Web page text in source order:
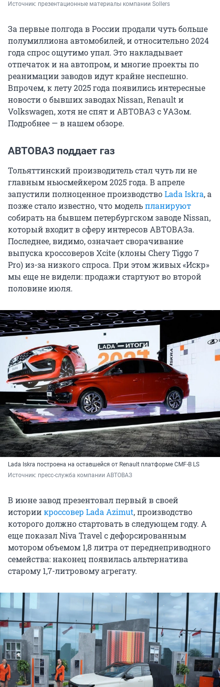
Источник: презентационные материалы компании Sollers
За первые полгода в России продали чуть больше
полумиллиона автомобилей, и относительно 2024
года спрос ощутимо упал. Это накладывает
отпечаток и на автопром, и многие проекты по
реанимации заводов идут крайне неспешно.
Впрочем, к лету 2025 года появились интересные
новости о бывших заводах Nissan, Renault и
Volkswagen, хотя не спят и АВТОВАЗ с УАЗом.
Подробнее — в нашем обзоре.
АВТОВАЗ поддает газ
Тольяттинский производитель стал чуть ли не
главным ньюсмейкером 2025 года. В апреле
запустили полноценное производствоLada Iskra, а
позже стало известно, что модельпланируют
собирать на бывшем петербургском заводе Nissan,
который входит в сферу интересов АВТОВАЗа.
Последнее, видимо, означает сворачивание
выпуска кроссоверов Xcite (клоны Chery Tiggo 7
Pro) из-за низкого спроса. При этом живых «Искр»
мы еще не видели: продажи стартуют во второй
половине июля.
Lada Iskra построена на оставшейся от Renault платформе CMF-B LS
Источник: пресс-служба компании АВТОВАЗ
В июне завод презентовал первый в своей
историикроссовер Lada Azimut, производство
которого должно стартовать в следующем году. А
еще показал Niva Travel с дефорсированным
мотором объемом 1,8 литра от переднеприводного
семейства: наконец появилась альтернатива
старому 1,7-литровому агрегату.